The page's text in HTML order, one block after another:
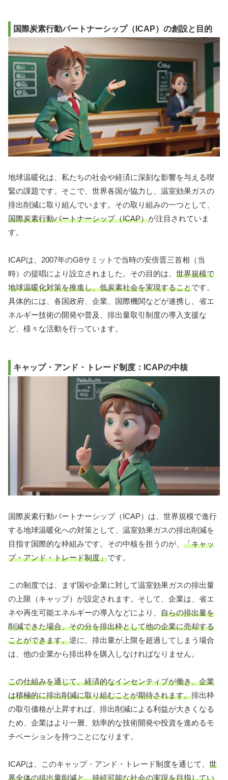
国際炭素行動パートナーシップ（ICAP）の創設と目的
地球温暖化は、私たちの社会や経済に深刻な影響を与える喫
緊の課題です。そこで、世界各国が協力し、温室効果ガスの
排出削減に取り組んでいます。その取り組みの一つとして、
国際炭素行動パートナーシップ（ICAP）が注目されていま
す。
ICAPは、2007年のG8サミットで当時の安倍晋三首相（当
時）の提唱により設立されました。その目的は、 世界規模で
地球温暖化対策を推進し、低炭素社会を実現することです。
具体的には、各国政府、企業、国際機関などが連携し、省エ
ネルギー技術の開発や普及、排出量取引制度の導入支援な
ど、様々な活動を行っています。
キャップ・アンド・トレード制度：ICAPの中核
国際炭素行動パートナーシップ（ICAP）は、世界規模で進行
する地球温暖化への対策として、温室効果ガスの排出削減を
目指す国際的な枠組みです。その中核を担うのが、 「キャッ
プ・アンド・トレード制度」です。
この制度では、まず国や企業に対して温室効果ガスの排出量
の上限（キャップ）が設定されます。そして、企業は、省エ
ネや再生可能エネルギーの導入などにより、 自らの排出量を
削減できた場合、その分を排出枠として他の企業に売却する
ことができます。逆に、排出量が上限を超過してしまう場合
は、他の企業から排出枠を購入しなければなりません。
この仕組みを通じて、経済的なインセンティブが働き、企業
は積極的に排出削減に取り組むことが期待されます。排出枠
の取引価格が上昇すれば、排出削減による利益が大きくなる
ため、企業はより一層、効率的な技術開発や投資を進めるモ
チベーションを持つことになります。
ICAPは、このキャップ・アンド・トレード制度を通じて、 世
界全体の排出量削減と、持続可能な社会の実現を目指してい